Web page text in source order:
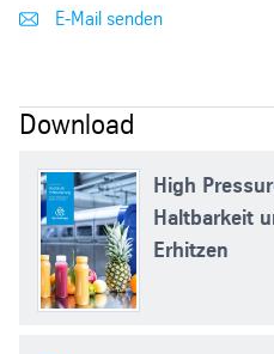
E-Mail senden
Download
High
Haltbarkeit
Erhitzen